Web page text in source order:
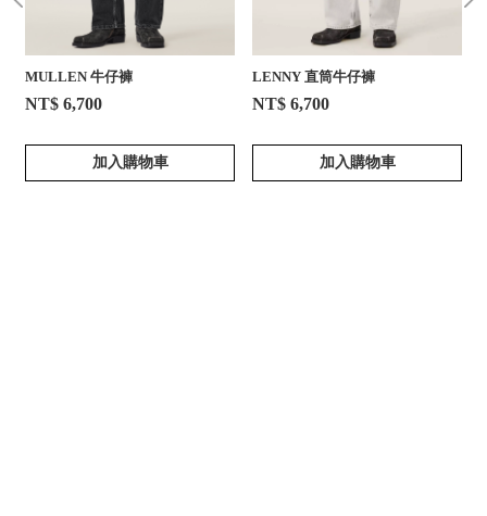
MULLEN 牛仔褲
NT$ 6,700
加入購物車
LENNY 直筒牛仔褲
NT$ 6,700
加入購物車